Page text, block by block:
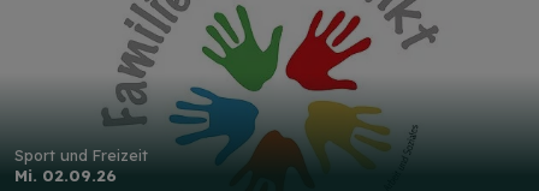
Sport und Freizeit
Mi. 02.09.26